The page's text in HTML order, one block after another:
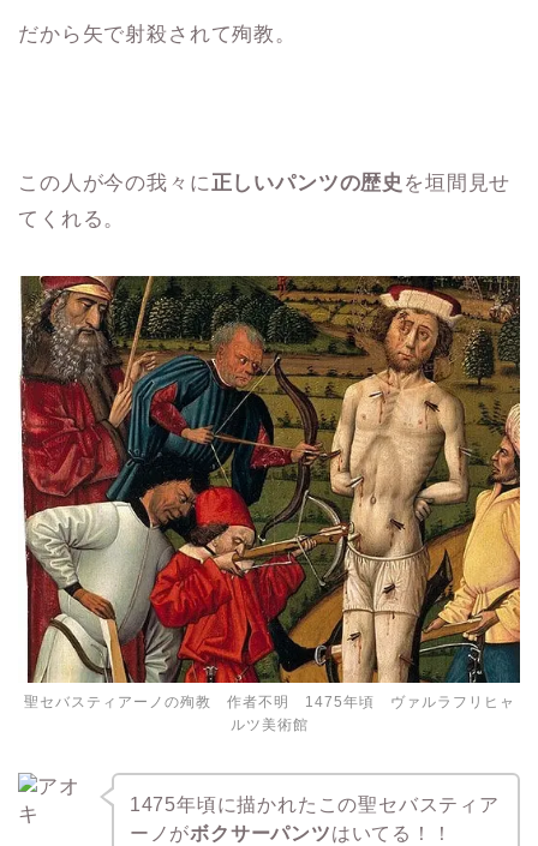
だから矢で射殺されて殉教。
この人が今の我々に正しいパンツの歴史 を垣間見せ
てくれる。
聖セバスティアーノの殉教 作者不明 1475年頃 ヴァルラフリヒャ
ルツ美術館
1475年頃に描かれたこの聖セバスティア
ーノがボクサーパンツはいてる！！